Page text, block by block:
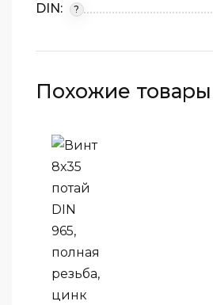
DIN:
?
Похожие товары